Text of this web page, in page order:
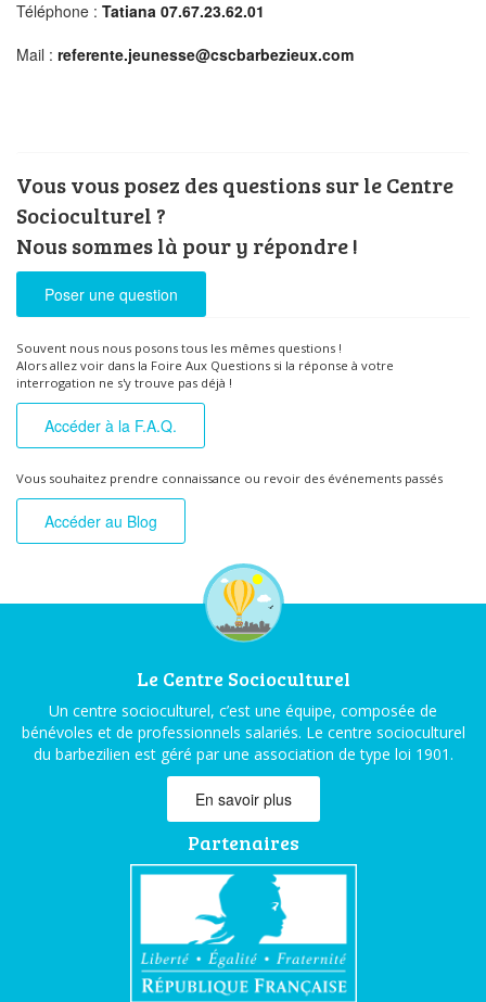
Téléphone : Tatiana 07.67.23.62.01
Mail : referente.jeunesse@cscbarbezieux.com
Vous vous posez des questions sur le Centre
Socioculturel ?
Nous sommes là pour y répondre !
Poser une question
Souvent nous nous posons tous les mêmes questions !
Alors allez voir dans la Foire Aux Questions si la réponse à votre
interrogation ne s'y trouve pas déjà !
Accéder à la F.A.Q.
Vous souhaitez prendre connaissance ou revoir des événements passés
Accéder au Blog
Le Centre Socioculturel
Un centre socioculturel, c’est une équipe, composée de
bénévoles et de professionnels salariés. Le centre socioculturel
du barbezilien est géré par une association de type loi 1901.
En savoir plus
Partenaires